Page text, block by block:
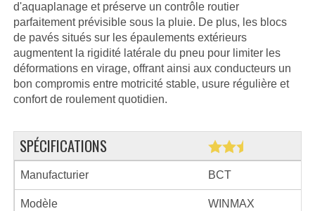
d'aquaplanage et préserve un contrôle routier
parfaitement prévisible sous la pluie. De plus, les blocs
de pavés situés sur les épaulements extérieurs
augmentent la rigidité latérale du pneu pour limiter les
déformations en virage, offrant ainsi aux conducteurs un
bon compromis entre motricité stable, usure régulière et
confort de roulement quotidien.
SPÉCIFICATIONS
Manufacturier BCT
Modèle WINMAX